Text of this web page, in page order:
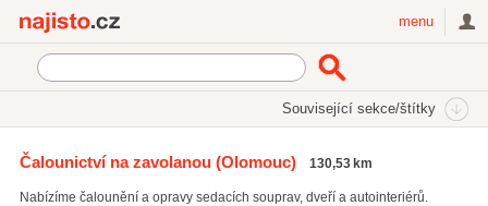
menu
Související sekce/štítky
Najisto.cz
Příslušenství a doplňky pro motorová vozidla
Autočalounictví
Čalounictví na zavolanou(Olomouc) 130,53 km
Nabízíme čalounění a opravy sedacích souprav, dveří a autointeriérů.